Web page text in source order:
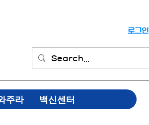
로그인
주라 백신센터